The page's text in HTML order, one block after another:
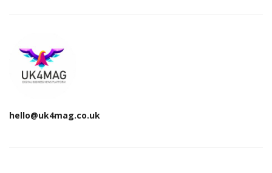
hello@uk4mag.co.uk